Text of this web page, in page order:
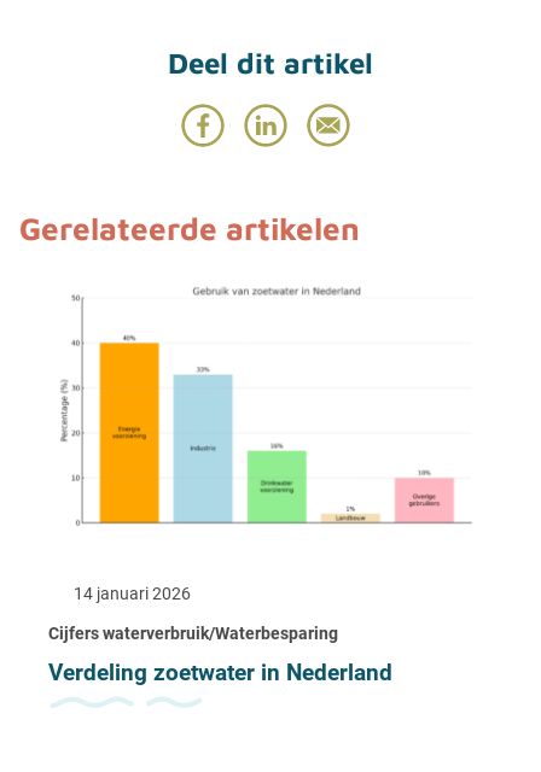
Deel dit artikel
Gerelateerde artikelen
Cijfers waterverbruik/Waterbesparing
14 januari 2026
Verdeling zoetwater in Nederland